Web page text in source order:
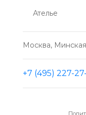
Ателье
Москва, Минская
+7 (495) 227-